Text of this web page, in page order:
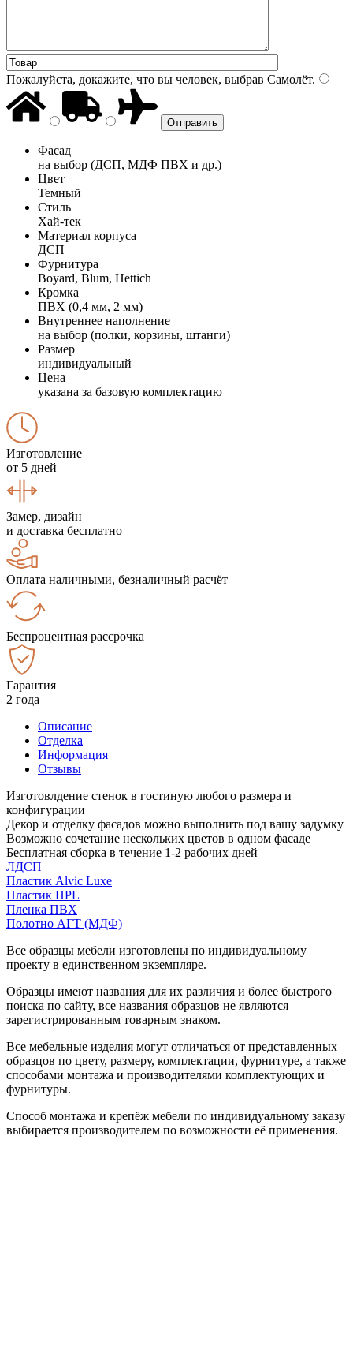
Пожалуйста, докажите, что вы человек, выбрав Самолёт.
Фасад
на выбор (ДСП, МДФ ПВХ и др.)
Цвет
Темный
Стиль
Хай-тек
Материал корпуса
ДСП
Фурнитура
Boyard, Blum, Hettich
Кромка
ПВХ (0,4 мм, 2 мм)
Внутреннее наполнение
на выбор (полки, корзины, штанги)
Размер
индивидуальный
Цена
указана за базовую комплектацию
Изготовление
от 5 дней
Замер, дизайн
и доставка бесплатно
Оплата наличными, безналичный расчёт
Беспроцентная рассрочка
Гарантия
2 года
Описание
Отделка
Информация
Отзывы
Изготовлдение стенок в гостиную любого размера и
конфигурации
Декор и отделку фасадов можно выполнить под вашу задумку
Возможно сочетание нескольких цветов в одном фасаде
Бесплатная сборка в течение 1-2 рабочих дней
ЛДСП
Пластик Alvic Luxe
Пластик HPL
Пленка ПВХ
Полотно АГТ (МДФ)
Все образцы мебели изготовлены по индивидуальному
проекту в единственном экземпляре.
Образцы имеют названия для их различия и более быстрого
поиска по сайту, все названия образцов не являются
зарегистрированным товарным знаком.
Все мебельные изделия могут отличаться от представленных
образцов по цвету, размеру, комплектации, фурнитуре, а также
способами монтажа и производителями комплектующих и
фурнитуры.
Способ монтажа и крепёж мебели по индивидуальному заказу
выбирается производителем по возможности её применения.